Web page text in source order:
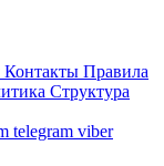
Контакты Правила
Структура
telegram viber